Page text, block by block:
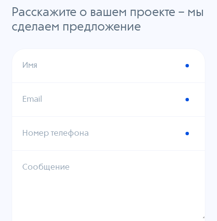
Расскажите о вашем проекте – мы
сделаем предложение
Имя
Email
Номер телефона
Сообщение